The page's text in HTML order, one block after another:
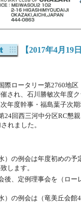
【2017年4月19日
際ロータリー第2760地
され、石川勝敏次年度
年度幹事・福島葉子次
24回西三河中分区RC懇
れました。
）の例会は年度初めの
します。
後、定例理事会を（ロ
）の例会は（竜美丘会